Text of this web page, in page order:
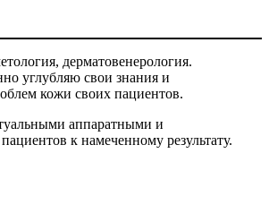
дерматовенерология.
углубляю свои знания и
кожи своих пациентов.
аппаратными и
к намеченному результату.